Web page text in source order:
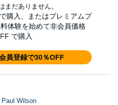
まだありません。
で購入、またはプレミアムプ
体験を始めて非会員価格
で購入
員登録で30％OFF
Paul Wilson